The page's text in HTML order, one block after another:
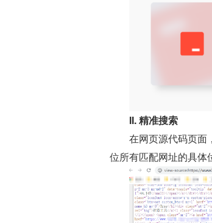
II. 精准搜索
在网页源代码页面
位所有匹配网址的具体